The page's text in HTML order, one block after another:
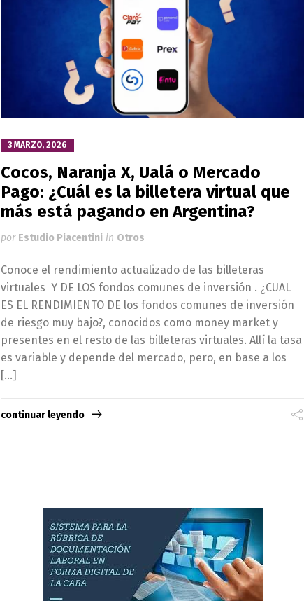
3 MARZO, 2026
Cocos, Naranja X, Ualá o Mercado
Pago: ¿Cuál es la billetera virtual que
más está pagando en Argentina?
por Estudio Piacentini in Otros
Conoce el rendimiento actualizado de las billeteras
virtuales Y DE LOS fondos comunes de inversión . ¿CUAL
ES EL RENDIMIENTO DE los fondos comunes de inversión
de riesgo muy bajo?, conocidos como money market y
presentes en el resto de las billeteras virtuales. Allí la tasa
es variable y depende del mercado, pero, en base a los
[…]
continuar leyendo